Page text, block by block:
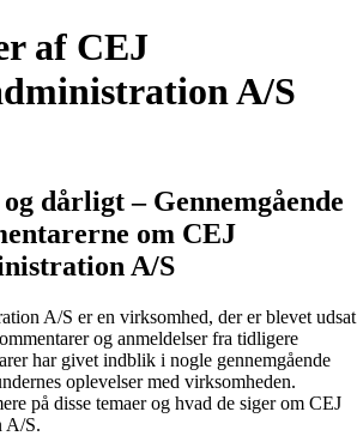
af CEJ
A/S
dårligt – Gennemgående
om CEJ
A/S
A/S er en virksomhed, der er blevet udsat
og anmeldelser fra tidligere
har givet indblik i nogle gennemgående
oplevelser med virksomheden.
på disse temaer og hvad de siger om CEJ
A/S.